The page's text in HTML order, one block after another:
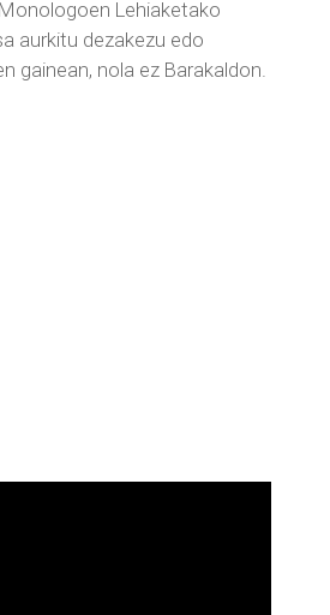
Lehiaketako
aurkitu dezakezu edo
gainean, nola ez Barakaldon.